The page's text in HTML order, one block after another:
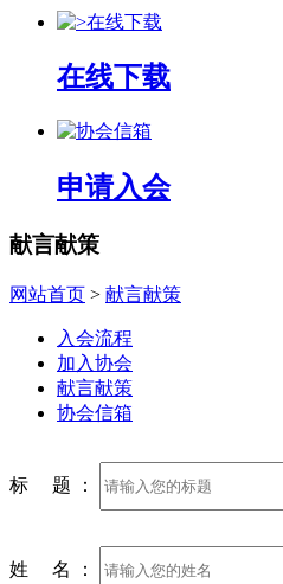
在线下载
申请入会
献言献策
网站首页 > 献言献策
入会流程
加入协会
献言献策
协会信箱
标 题 ：
姓 名 ：